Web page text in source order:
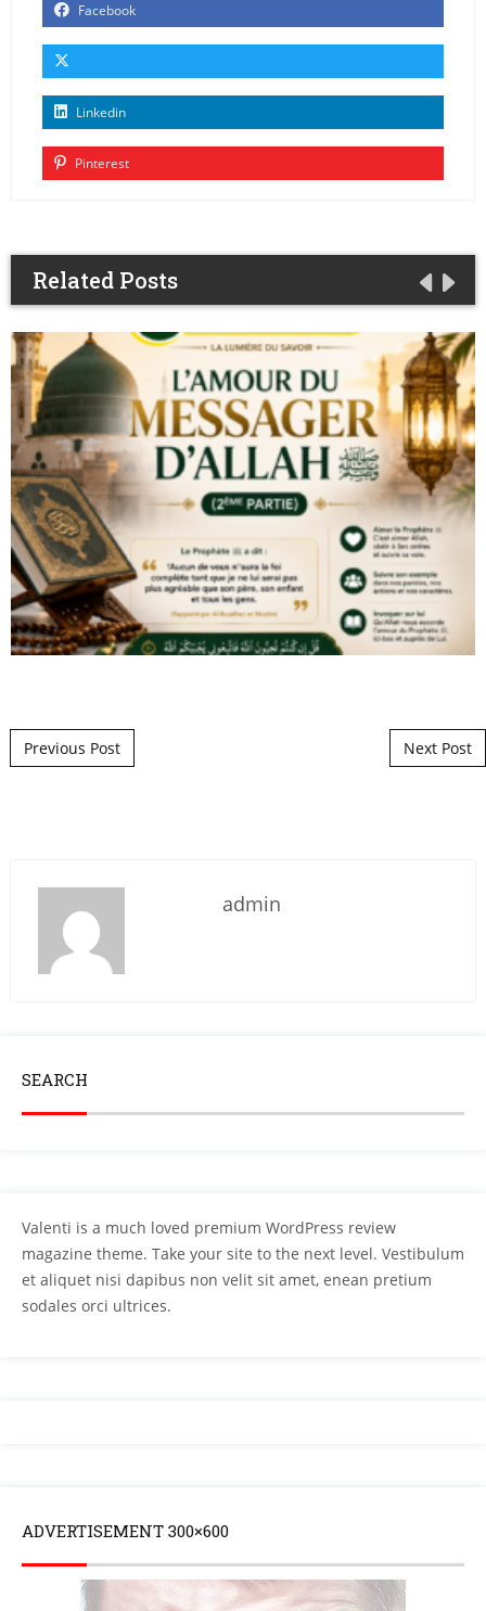
Facebook
Linkedin
Pinterest
Related Posts
Post navigation
Previous Post Next Post
admin
SEARCH
Valenti is a much loved premium WordPress review
magazine theme. Take your site to the next level. Vestibulum
et aliquet nisi dapibus non velit sit amet, enean pretium
sodales orci ultrices.
ADVERTISEMENT 300×600